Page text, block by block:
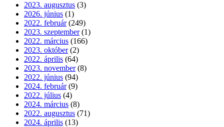
2023. augusztus (3)
2026. június (1)
2022. február (249)
2023. szeptember (1)
2022. március (166)
2023. október (2)
2022. április (64)
2023. november (8)
2022. június (94)
2024. február (9)
2022. július (4)
2024. március (8)
2022. augusztus (71)
2024. április (13)